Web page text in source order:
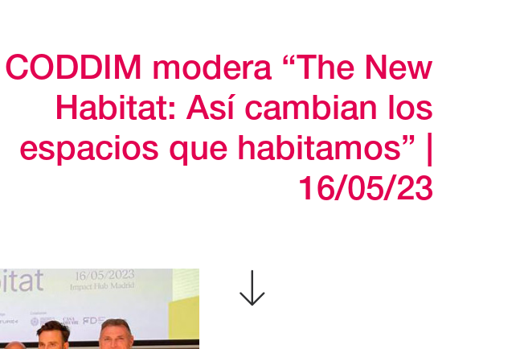
CODDIM modera “The New
Habitat: Así cambian los
espacios que habitamos” |
16/05/23